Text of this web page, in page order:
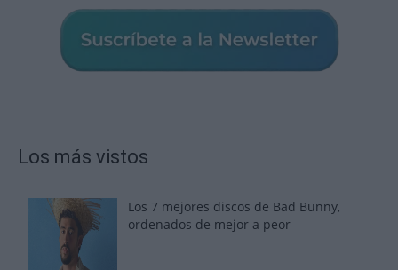
Los más vistos
Los 7 mejores discos de Bad Bunny,
ordenados de mejor a peor